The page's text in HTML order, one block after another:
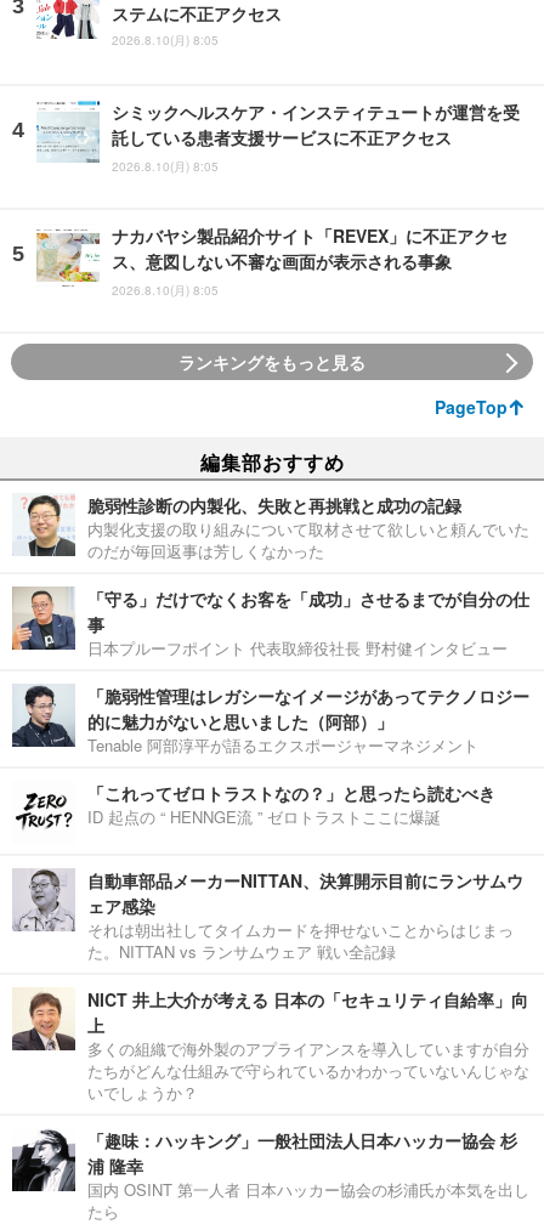
ステムに不正アクセス
2026.8.10(月) 8:05
シミックヘルスケア・インスティテュートが運営を受
託している患者支援サービスに不正アクセス
2026.8.10(月) 8:05
ナカバヤシ製品紹介サイト「REVEX」に不正アクセ
ス、意図しない不審な画面が表示される事象
2026.8.10(月) 8:05
ランキングをもっと見る
PageTop
編集部おすすめ
脆弱性診断の内製化、失敗と再挑戦と成功の記録
内製化支援の取り組みについて取材させて欲しいと頼んでいた
のだが毎回返事は芳しくなかった
「守る」だけでなくお客を「成功」させるまでが自分の仕
事
日本プルーフポイント 代表取締役社長 野村健インタビュー
「脆弱性管理はレガシーなイメージがあってテクノロジー
的に魅力がないと思いました（阿部）」
Tenable 阿部淳平が語るエクスポージャーマネジメント
「これってゼロトラストなの？」と思ったら読むべき
ID 起点の “ HENNGE流 ” ゼロトラストここに爆誕
自動車部品メーカーNITTAN、決算開示目前にランサムウ
ェア感染
それは朝出社してタイムカードを押せないことからはじまっ
た。NITTAN vs ランサムウェア 戦い全記録
NICT 井上大介が考える 日本の「セキュリティ自給率」向
上
多くの組織で海外製のアプライアンスを導入していますが自分
たちがどんな仕組みで守られているかわかっていないんじゃな
いでしょうか？
「趣味：ハッキング」一般社団法人日本ハッカー協会 杉
浦 隆幸
国内 OSINT 第一人者 日本ハッカー協会の杉浦氏が本気を出し
たら